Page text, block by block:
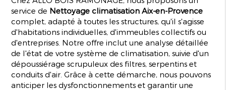
service de Nettoyage climatisation Aix-en-Provence
complet, adapté à toutes les structures, qu'il s'agisse
d'habitations individuelles, d'immeubles collectifs ou
d'entreprises. Notre offre inclut une analyse détaillée
de l'état de votre système de climatisation, suivie d'un
dépoussiérage scrupuleux des filtres, serpentins et
conduits d'air. Grâce à cette démarche, nous pouvons
anticiper les dysfonctionnements et garantir une